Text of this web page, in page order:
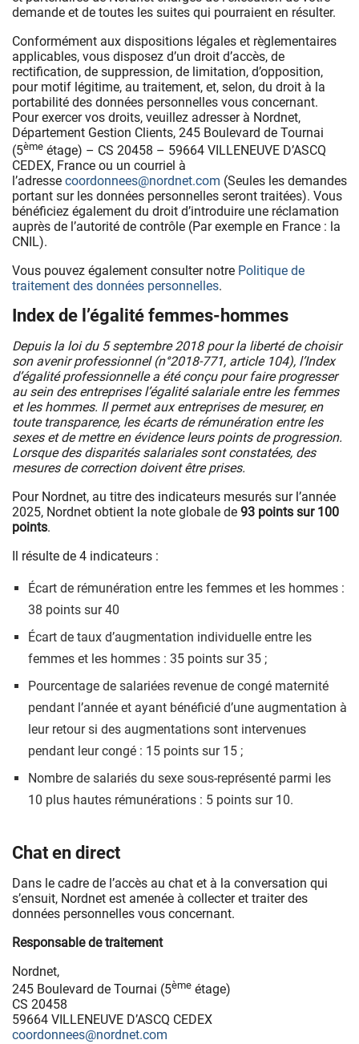
demande et de toutes les suites qui pourraient en résulter.
Conformément aux dispositions légales et règlementaires
applicables, vous disposez d’un droit d’accès, de
rectification, de suppression, de limitation, d’opposition,
pour motif légitime, au traitement, et, selon, du droit à la
portabilité des données personnelles vous concernant.
Pour exercer vos droits, veuillez adresser à Nordnet,
Département Gestion Clients, 245 Boulevard de Tournai
(5ème étage) – CS 20458 – 59664 VILLENEUVE D’ASCQ
CEDEX, France ou un courriel à
l’adresse coordonnees@nordnet.com (Seules les demandes
portant sur les données personnelles seront traitées). Vous
bénéficiez également du droit d’introduire une réclamation
auprès de l’autorité de contrôle (Par exemple en France : la
CNIL).
Vous pouvez également consulter notre Politique de
traitement des données personnelles.
Index de l’égalité femmes-hommes
Depuis la loi du 5 septembre 2018 pour la liberté de choisir
son avenir professionnel (n°2018-771, article 104), l’Index
d’égalité professionnelle a été conçu pour faire progresser
au sein des entreprises l’égalité salariale entre les femmes
et les hommes. Il permet aux entreprises de mesurer, en
toute transparence, les écarts de rémunération entre les
sexes et de mettre en évidence leurs points de progression.
Lorsque des disparités salariales sont constatées, des
mesures de correction doivent être prises.
Pour Nordnet, au titre des indicateurs mesurés sur l’année
2025, Nordnet obtient la note globale de 93 points sur 100
points.
Il résulte de 4 indicateurs :
Écart de rémunération entre les femmes et les hommes :
38 points sur 40
Écart de taux d’augmentation individuelle entre les
femmes et les hommes : 35 points sur 35 ;
Pourcentage de salariées revenue de congé maternité
pendant l’année et ayant bénéficié d’une augmentation à
leur retour si des augmentations sont intervenues
pendant leur congé : 15 points sur 15 ;
Nombre de salariés du sexe sous-représenté parmi les
10 plus hautes rémunérations : 5 points sur 10.
Chat en direct
Dans le cadre de l’accès au chat et à la conversation qui
s’ensuit, Nordnet est amenée à collecter et traiter des
données personnelles vous concernant.
Responsable de traitement
Nordnet,
245 Boulevard de Tournai (5ème étage)
CS 20458
59664 VILLENEUVE D’ASCQ CEDEX
coordonnees@nordnet.com